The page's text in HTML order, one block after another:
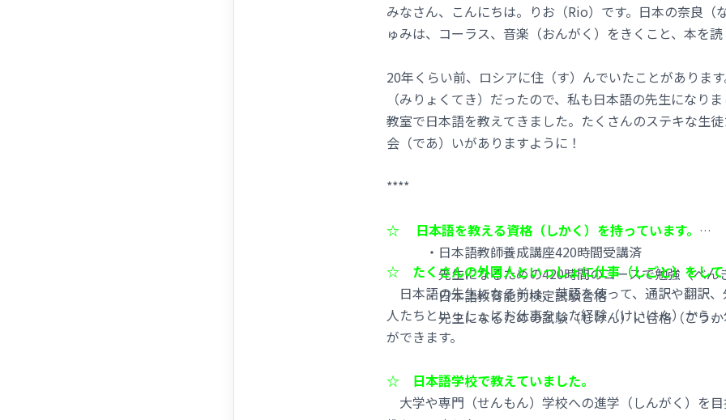
★What do I teach in class?
My lesson is held both in English and Japanese whichever
I will ask your wishes for the lesson at the first lesson.
You can take a single or a short-term lesson, also weekly
I promise an attractive and a relaxing class so that you can
★With Textbook :
＊If you have any textbooks or materials you want to use in
★Learn Japanese with News Articles
Having the skill to read Japanese news improves your
We will first read easy news articles together and learn key
Then we will discuss the covered content by expanding it
from...etc.
・Hiragana、Katagana、Kanji - how to pronounce and use
・Japanese culture, seasonal events, custome :
・Business Japanese and manner
みなさん、こんにちは。りお（Rio）です。日本の奈良（
ゅみは、コーラス、音楽（おんがく）をきくこと、本を読
20年くらい前、ロシアに住（す）んでいたことがありま
（みりょくてき）だったので、私も日本語の先生になり
教室で日本語を教えてきました。たくさんのステキな生
会（であ）いがありますように！
****
☆ 日本語を教える資格（しかく）を持っています。
・日本語教師養成講座420時間受講済
先生になるための420時間のコースで勉強（べんき
・日本語教育能力検定試験合格
先生になるための試験（しけん）に合格（ごうか
☆ たくさんの外国人といっしょに仕事（しごと）をして
日本語の先生になる前は、英語を使って、通訳や翻訳
人たちといっしょにお仕事をした経験（けいけん）から
ができます。
☆ 日本語学校で教えていました。
大学や専門（せんもん）学校への進学（しんがく）を